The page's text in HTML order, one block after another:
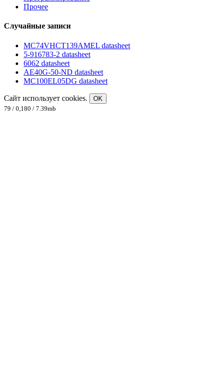
Прочее
Случайные записи
MC74VHCT139AMEL datasheet
5-916783-2 datasheet
6062 datasheet
AE40G-50-ND datasheet
MC100EL05DG datasheet
Сайт использует cookies.
OK
79 / 0,180 / 7.39mb